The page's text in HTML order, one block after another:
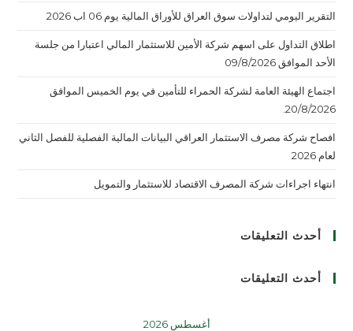
التقرير اليومي لتداولات سوق العراق للأوراق المالية يوم 06 اب 2026
اطلاق التداول على اسهم شركة الأمين للاستثمار المالي اعتبارا من جلسة
الأحد الموافق 09/8/2026
اجتماع الهيئة العامة لشركة الحمراء للتأمين في يوم الخميس الموافق
20/8/2026.
افصاح شركة مصرف الاستثمار العراقي البيانات المالية الفصلية للفصل الثاني
لعام 2026
انتهاء اجراءات شركة المصرف الاقتصاد للاستثمار والتمويل
أحدث التعليقات
أحدث التعليقات
أغسطس 2026